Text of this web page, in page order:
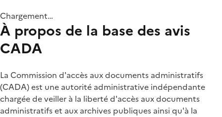
Chargement…
À propos de la base des avis
CADA
La Commission d'accès aux documents administratifs
(CADA) est une autorité administrative indépendante
chargée de veiller à la liberté d'accès aux documents
administratifs et aux archives publiques ainsi qu'à la